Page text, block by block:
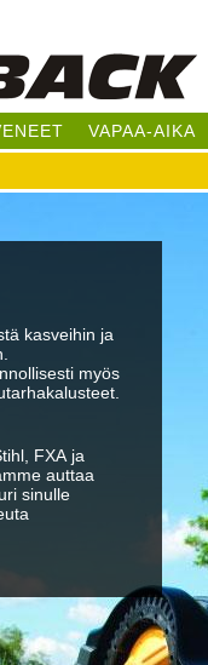
VAPAA-AIKA
kasveihin ja
myös
FXA ja
auttaa
sinulle